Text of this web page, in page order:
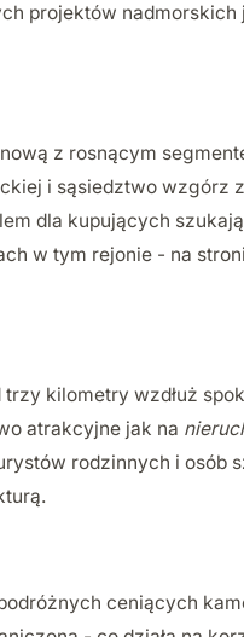
projektów nadmorskich
z rosnącym
i sąsiedztwo wzgórz z
dla kupujących
w tym rejonie - na
kilometry wzdłuż
atrakcyjne jak na
rodzinnych i osób
ceniących